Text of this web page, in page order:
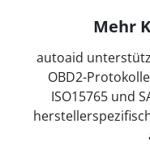
Mehr
autoaid
OBD2-
ISO15765 und